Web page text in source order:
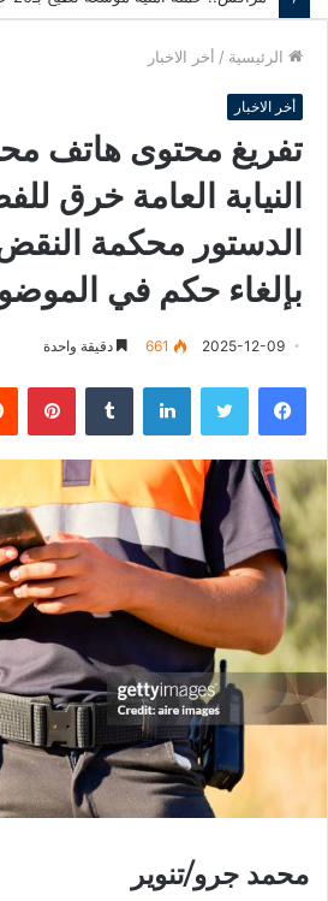
الرئيسية / أخر الاخبار
أخر الاخبار
تفريغ محتوى هاتف
الدستور محكمة
بإلغاء حكم في
2025-12-09
661 دقيقة واحدة
فيسبوك لينكدإن بينتيريست
محمد جرو/تنوير